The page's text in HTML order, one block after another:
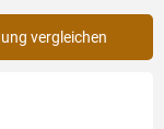
vergleichen